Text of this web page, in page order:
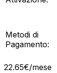
Metodi di
Pagamento:
22.65€/mese